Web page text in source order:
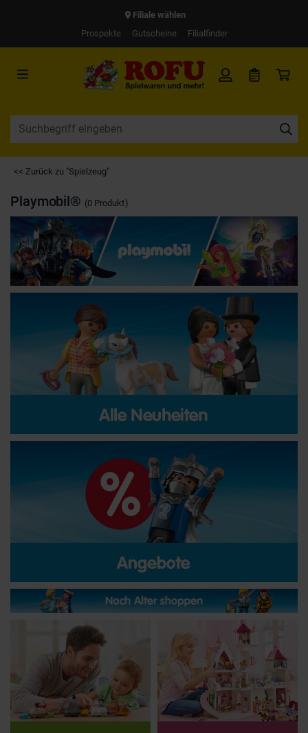
Filiale wählen
Prospekte
Gutscheine Filialfinder
<< Zurück zu "Spielzeug"
Playmobil® (0 Produkt)